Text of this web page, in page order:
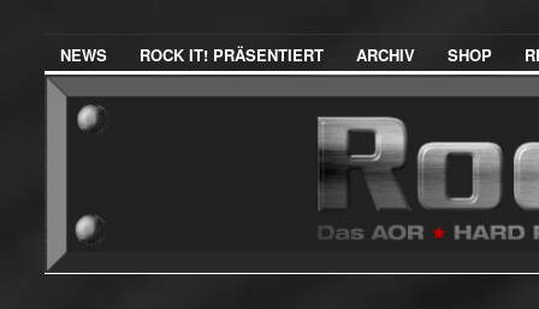
NEWS ROCK IT! PRÄSENTIERT ARCHIV SHOP